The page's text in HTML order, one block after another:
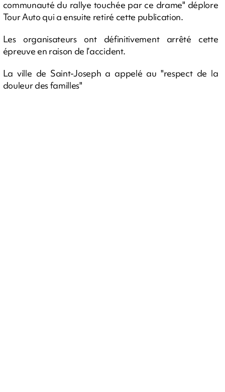
communauté du rallye touchée par ce drame" déplore
Tour Auto qui a ensuite retiré cette publication.
Les organisateurs ont définitivement arrêté cette
épreuve en raison de l’accident.
La ville de Saint-Joseph a appelé au "respect de la
douleur des familles"